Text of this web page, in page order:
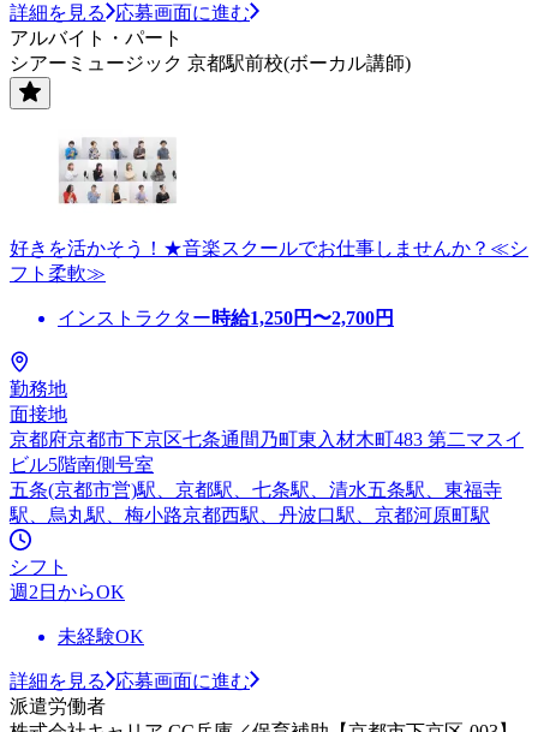
詳細を見る
応募画面に進む
アルバイト・パート
シアーミュージック 京都駅前校(ボーカル講師)
好きを活かそう！★音楽スクールでお仕事しませんか？≪シ
フト柔軟≫
インストラクター時給1,250円〜2,700円
勤務地
面接地
京都府京都市下京区七条通間乃町東入材木町483 第二マスイ
ビル5階南側号室
五条(京都市営)駅、京都駅、七条駅、清水五条駅、東福寺
駅、烏丸駅、梅小路京都西駅、丹波口駅、京都河原町駅
シフト
週2日からOK
未経験OK
詳細を見る
応募画面に進む
派遣労働者